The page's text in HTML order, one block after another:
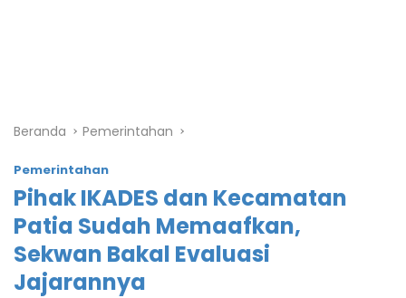
Beranda Pemerintahan
Pemerintahan
Pihak IKADES dan Kecamatan
Patia Sudah Memaafkan,
Sekwan Bakal Evaluasi
Jajarannya